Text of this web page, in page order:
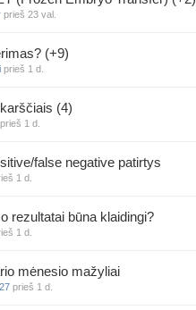
prieš 23 val.
(+9)
prieš 1 d.
(4)
prieš 1 d.
false negative patirtys
1 d.
rezultatai būna klaidingi?
1 d.
mėnesio mažyliai
prieš 1 d.